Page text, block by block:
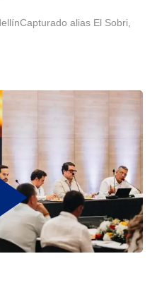
alias El Sobri,